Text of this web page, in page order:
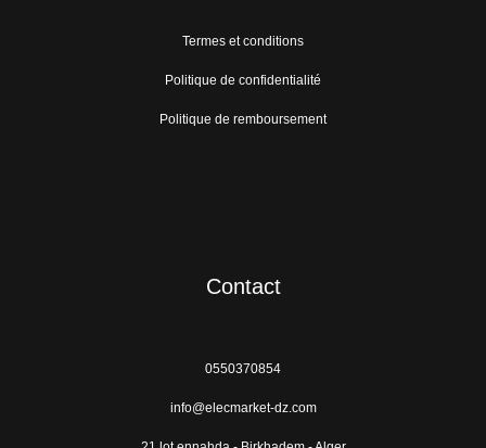
Termes et conditions
Politique de confidentialité
Politique de remboursement
Contact
0550370854
info@elecmarket-dz.com